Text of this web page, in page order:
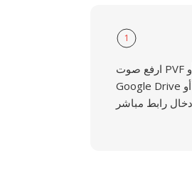
1
ارفع صوت PVF من جهازك أو
Google Drive أو Dropbox أو